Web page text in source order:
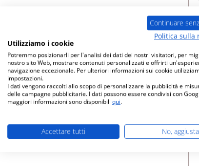
Continuare
Politica sulla
Utilizziamo i cookie
Potremmo posizionarli per l'analisi dei dati dei nostri visitatori, per
nostro sito Web, mostrare contenuti personalizzati e offrirti
navigazione eccezionale. Per ulteriori informazioni sui cookie
impostazioni.
I dati vengono raccolti allo scopo di personalizzare la pubblicità e
delle campagne pubblicitarie. I dati possono essere condivisi con
maggiori informazioni sono disponibili qui.
Accettare tutti No, aggiusta